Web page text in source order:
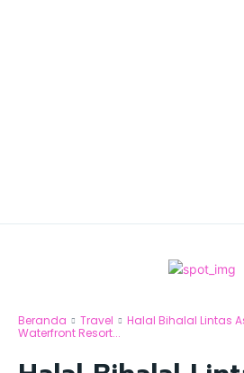
Beranda Travel
Halal Bihalal Lintas
Waterfront Resort...